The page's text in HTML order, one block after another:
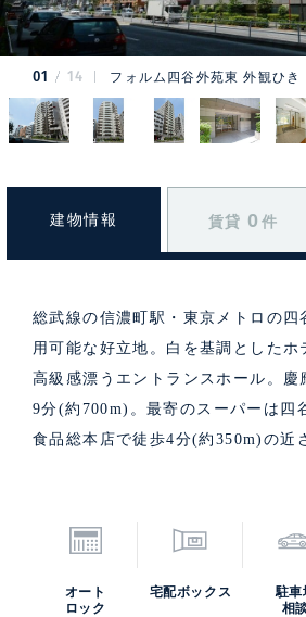
01 14 フォルム四谷外苑東 外観ひき
建物情報 賃貸 0 件
総武線の信濃町駅・東京メトロの四
用可能な好立地。白を基調としたホ
高級感漂うエントランスホール。慶
9分(約700m)。最寄のスーパーは四
食品総本店で徒歩4分(約350m)の近
オート
ロック
宅配ボックス
駐車
相